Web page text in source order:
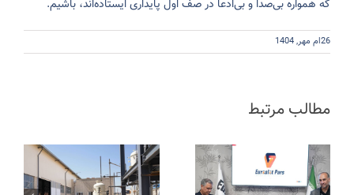
که همواره بی‌صدا و بی‌ادعا در صف اول پایداری ایستاده‌اند، باشیم.
26ام مهر, 1404
مطالب مرتبط